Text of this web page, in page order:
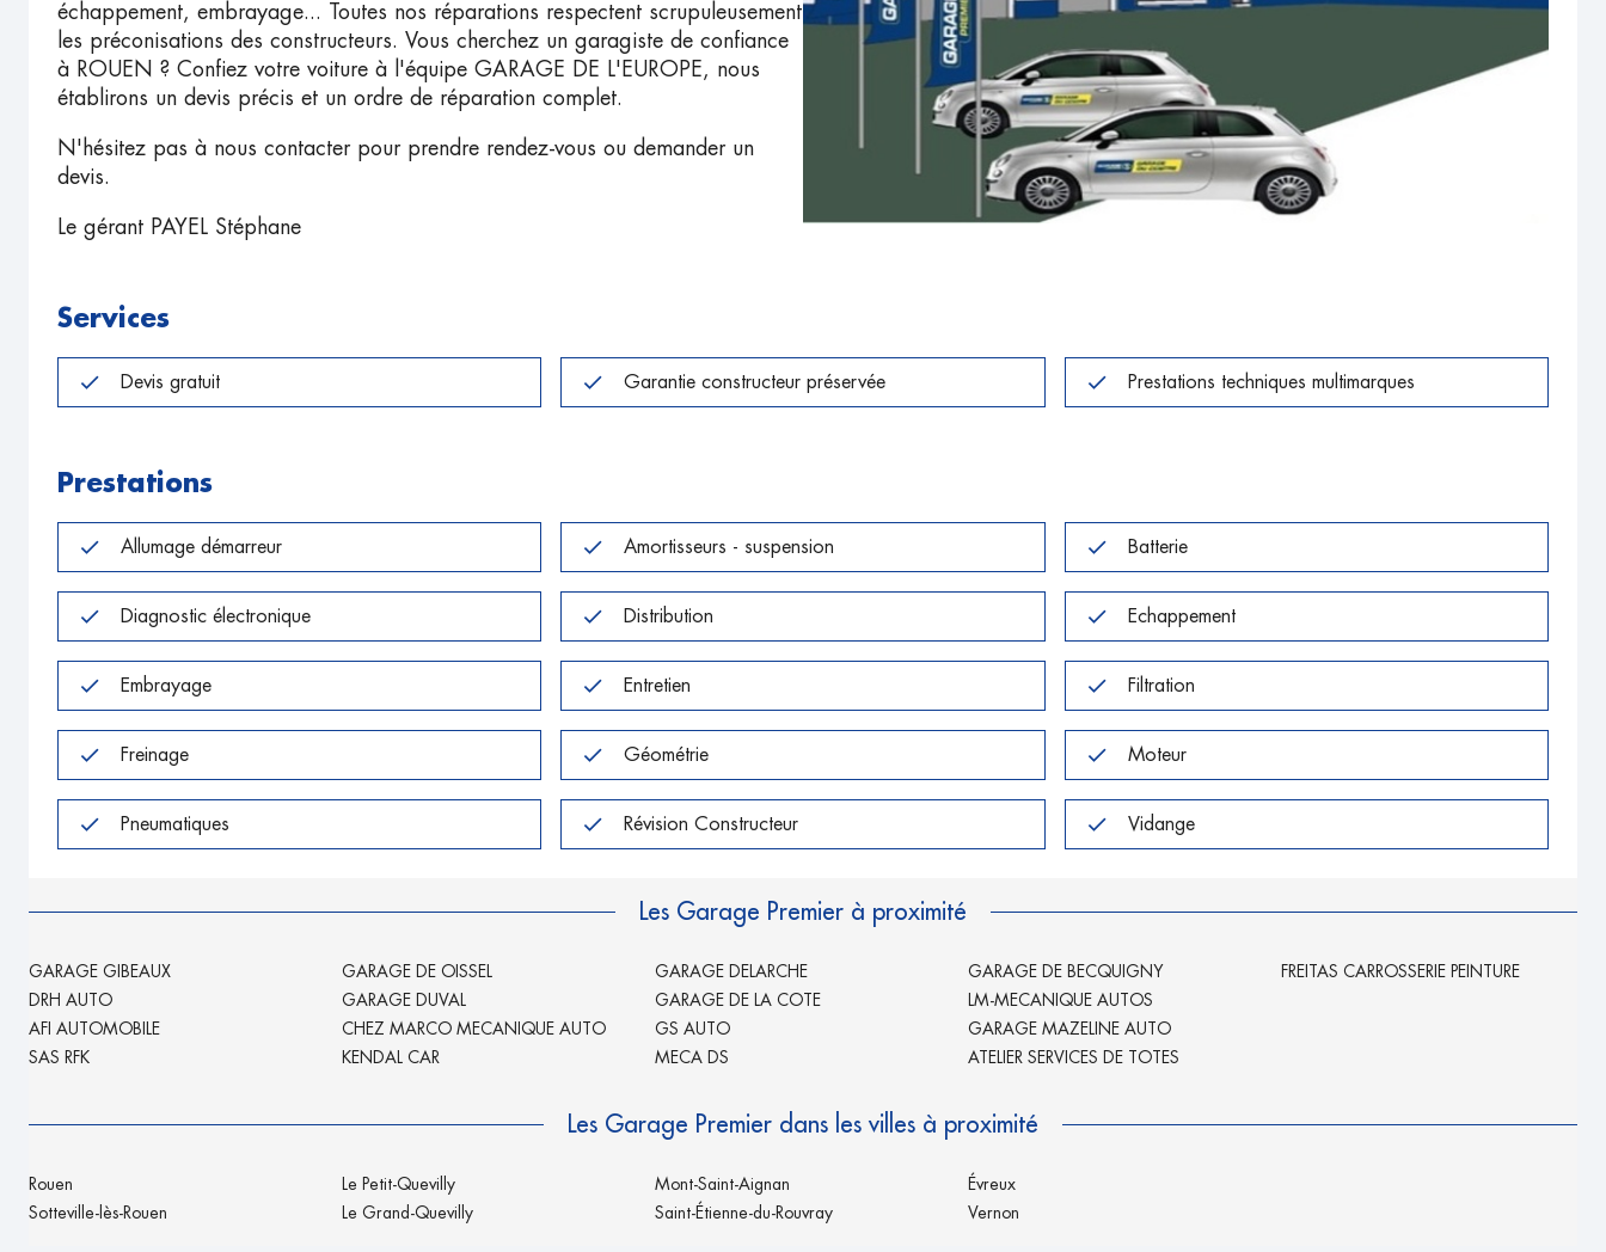
échappement, embrayage... Toutes nos réparations respectent scrupuleusement
les préconisations des constructeurs. Vous cherchez un garagiste de confiance
à ROUEN ? Confiez votre voiture à l'équipe GARAGE DE L'EUROPE, nous
établirons un devis précis et un ordre de réparation complet.
N'hésitez pas à nous contacter pour prendre rendez-vous ou demander un
devis.
Le gérant PAYEL Stéphane
Services
Devis gratuit Garantie constructeur préservée Prestations techniques multimarques
Prestations
Allumage démarreur Amortisseurs - suspension Batterie
Diagnostic électronique Distribution Echappement
Embrayage Entretien Filtration
Freinage Géométrie Moteur
Pneumatiques Révision Constructeur Vidange
Les Garage Premier à proximité
GARAGE GIBEAUX
DRH AUTO
AFI AUTOMOBILE
SAS RFK
GARAGE DE OISSEL
GARAGE DUVAL
CHEZ MARCO MECANIQUE AUTO
KENDAL CAR
GARAGE DELARCHE
GARAGE DE LA COTE
GS AUTO
MECA DS
GARAGE DE BECQUIGNY
LM-MECANIQUE AUTOS
GARAGE MAZELINE AUTO
ATELIER SERVICES DE TOTES
FREITAS CARROSSERIE PEINTURE
Les Garage Premier dans les villes à proximité
Rouen
Sotteville-lès-Rouen
Le Petit-Quevilly
Le Grand-Quevilly
Mont-Saint-Aignan
Saint-Étienne-du-Rouvray
Évreux
Vernon